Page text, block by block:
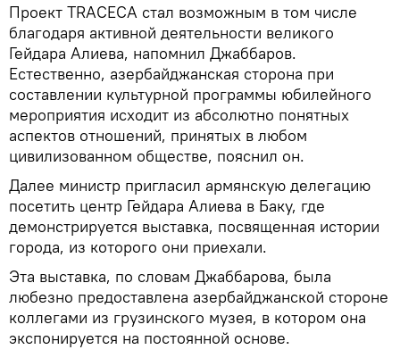
Проект TRACECA стал возможным в том числе
благодаря активной деятельности великого
Гейдара Алиева, напомнил Джаббаров.
Естественно, азербайджанская сторона при
составлении культурной программы юбилейного
мероприятия исходит из абсолютно понятных
аспектов отношений, принятых в любом
цивилизованном обществе, пояснил он.
Далее министр пригласил армянскую делегацию
посетить центр Гейдара Алиева в Баку, где
демонстрируется выставка, посвященная истории
города, из которого они приехали.
Эта выставка, по словам Джаббарова, была
любезно предоставлена азербайджанской стороне
коллегами из грузинского музея, в котором она
экспонируется на постоянной основе.